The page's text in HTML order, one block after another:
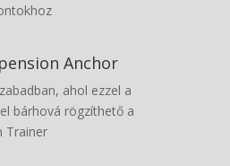
Anchor
ahol ezzel a
bárhová rögzíthető a
Trainer